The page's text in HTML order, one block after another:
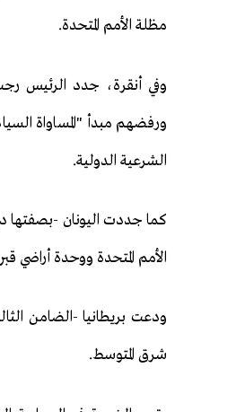
مظلة الأمم المتحدة.
وفي أنقرة، جدد الرئيس
ورفضهم مبدأ "المساواة
الشرعية الدولية.
كما جددت اليونان -بصفتها
الأمم المتحدة ووحدة أراضي
ودعت بريطانيا -الضامن
شرق المتوسط.